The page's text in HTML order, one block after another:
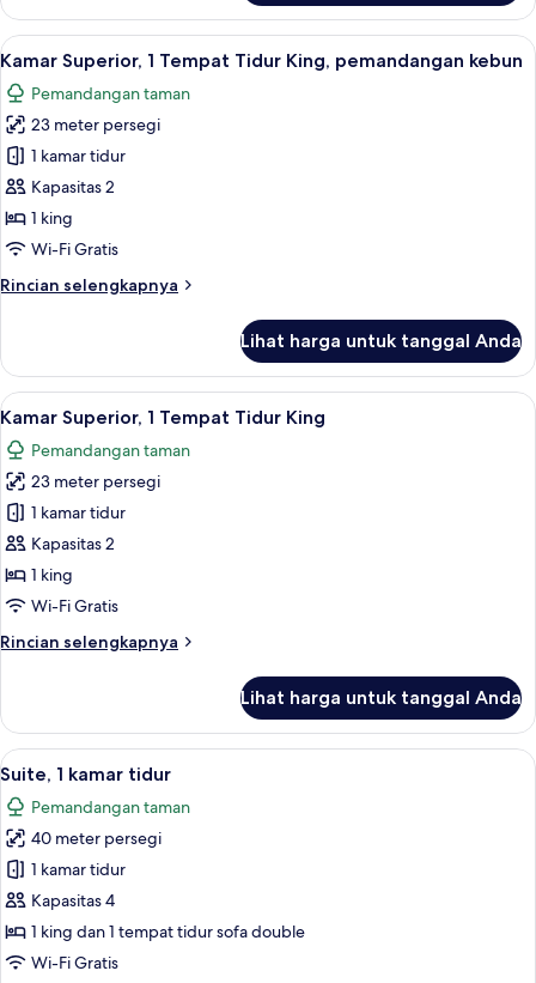
Suite
Junior,
1
tidur
Lihat
semua
foto
untuk
Kamar
Superior,
1
Tempat
King,
Brankas, meja kerja, tirai kedap
5
Kamar Superior, 1 Tempat Tidur King, pemandangan kebun
Pemandangan taman
23 meter persegi
1 kamar tidur
Kapasitas 2
1 king
Wi-Fi Gratis
Rincian selengkapnya
Rincian
Kamar
Superior,
1
Tidur
King,
pemandangan
kebun
Lihat harga untuk tanggal Anda
Lihat
semua
foto
untuk
Kamar
Superior,
1
Tempat
King
Brankas, meja kerja, tirai kedap
5
Kamar Superior, 1 Tempat Tidur King
Pemandangan taman
23 meter persegi
1 kamar tidur
Kapasitas 2
1 king
Wi-Fi Gratis
Rincian selengkapnya
Rincian
Kamar
Superior,
1
Tidur
King
Lihat harga untuk tanggal Anda
Lihat
semua
foto
untuk
Suite,
1
kamar
tidur
Suite, 1 kamar tidur | Brankas, meja
14
Suite, 1 kamar tidur
Pemandangan taman
40 meter persegi
1 kamar tidur
Kapasitas 4
1 king dan 1 tempat tidur sofa double
Wi-Fi Gratis